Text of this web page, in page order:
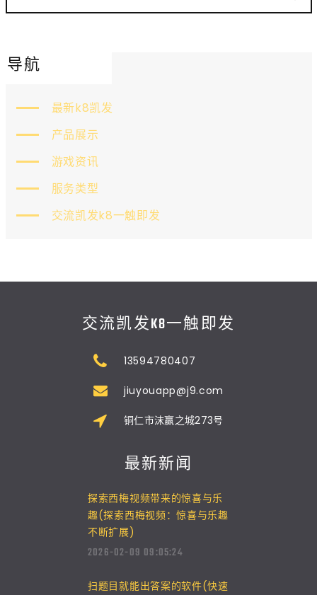
导航
最新k8凯发
产品展示
游戏资讯
服务类型
交流凯发k8一触即发
交流凯发K8一触即发
13594780407
jiuyouapp@j9.com
铜仁市沫赢之城273号
最新新闻
探索西梅视频带来的惊喜与乐
趣(探索西梅视频：惊喜与乐趣
不断扩展)
2026-02-09 09:05:24
扫题目就能出答案的软件(快速